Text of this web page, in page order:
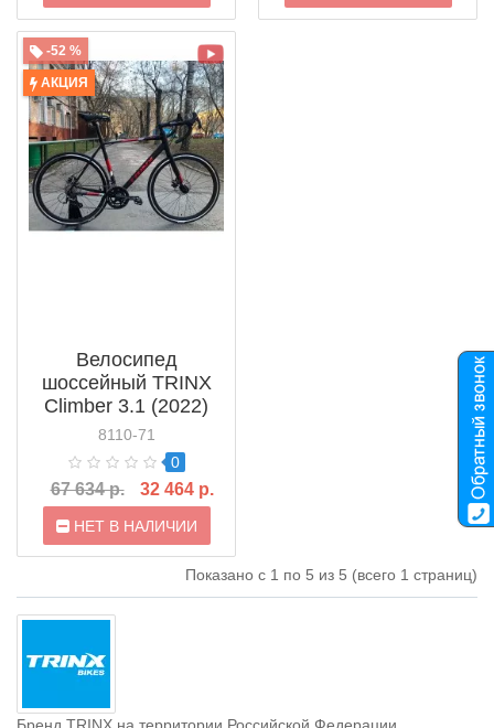
-52 %
АКЦИЯ
Велосипед
шоссейный TRINX
Climber 3.1 (2022)
8110-71
0
67 634 р. 32 464 р.
НЕТ В НАЛИЧИИ
Показано с 1 по 5 из 5 (всего 1 страниц)